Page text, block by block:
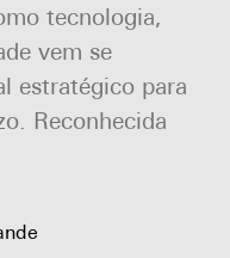
tecnologia,
vem se
estratégico para
Reconhecida